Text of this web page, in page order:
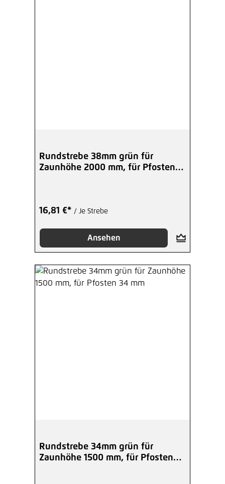
Rundstrebe 38mm grün für
Zaunhöhe 2000 mm, für Pfosten
16,81 €* / Je Strebe
Ansehen
Rundstrebe 34mm grün für
Zaunhöhe 1500 mm, für Pfosten